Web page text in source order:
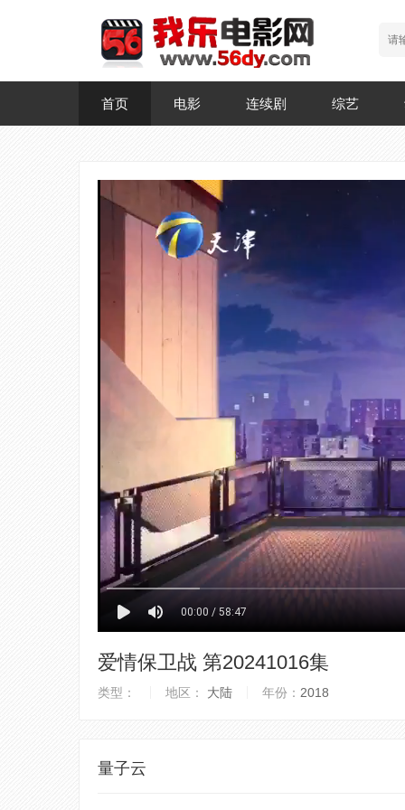
首页 电影 连续剧 综艺
爱情保卫战 第20241016集
类型： 地区： 大陆 年份： 2018
量子云